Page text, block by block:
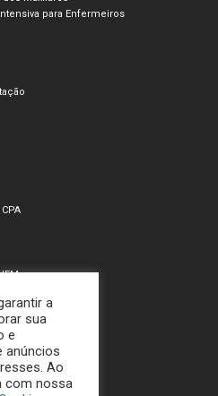
para Enfermeiros
a
sua
e
anúncios
Ao
com nossa